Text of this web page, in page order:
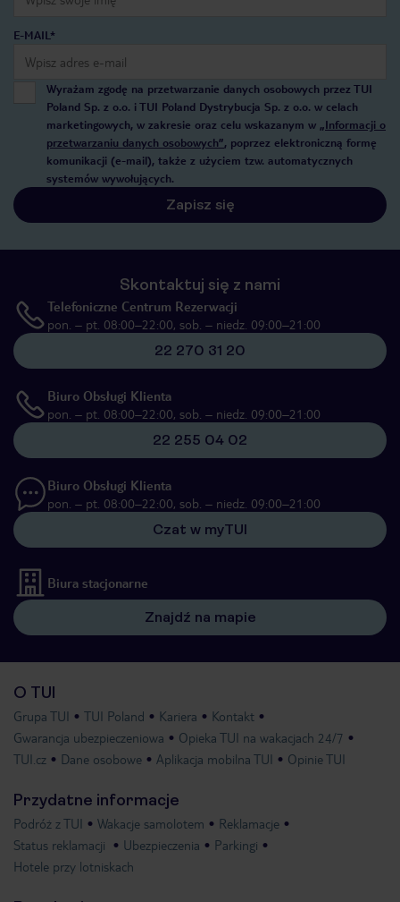
E-MAIL*
Wyrażam zgodę na przetwarzanie danych osobowych przez TUI
Poland Sp. z o.o. i TUI Poland Dystrybucja Sp. z o.o. w celach
marketingowych, w zakresie oraz celu wskazanym w „Informacji o
przetwarzaniu danych osobowych”, poprzez elektroniczną formę
komunikacji (e-mail), także z użyciem tzw. automatycznych
systemów wywołujących.
Zapisz się
Skontaktuj się z nami
Telefoniczne Centrum Rezerwacji
pon. – pt. 08:00–22:00, sob. – niedz. 09:00–21:00
22 270 31 20
Biuro Obsługi Klienta
pon. – pt. 08:00–22:00, sob. – niedz. 09:00–21:00
22 255 04 02
Biuro Obsługi Klienta
pon. – pt. 08:00–22:00, sob. – niedz. 09:00–21:00
Czat w myTUI
Biura stacjonarne
Znajdź na mapie
O TUI
Grupa TUI TUI Poland Kariera
Kontakt
Gwarancja ubezpieczeniowa
Opieka TUI na wakacjach 24/7
TUI.cz
Dane osobowe Aplikacja mobilna TUI Opinie TUI
Przydatne informacje
Podróż z TUI Wakacje samolotem
Reklamacje
Status reklamacji
Ubezpieczenia
Parkingi
Hotele przy lotniskach